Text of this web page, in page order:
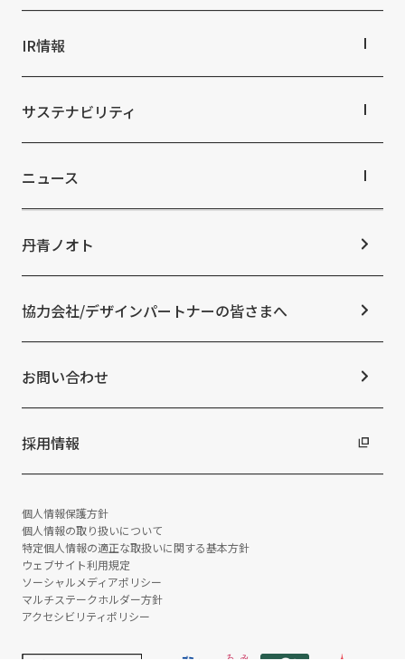
パブリック空間
ビジネス空間
文化空間
会社概要
拠点・グループ会社
オフィス紹介
IR情報
株主・投資家の皆さまへ
中期経営計画
IRライブラリ
コーポレートガバナンス
IRニュース
よくあるご質問
サステナビリティ
トップコミットメント
マテリアリティ
ESGの取り組み：E（環境）
ESGの取り組み：S（社会）
ESGの取り組み：G（ガバナンス）
統合報告書
サステナビリティデータ
ニュース
お知らせ
ニュースリリース
丹青ノオト
協力会社/デザインパートナーの皆さまへ
お問い合わせ
採用情報
個人情報保護方針
個人情報の取り扱いについて
特定個人情報の適正な取扱いに関する基本方針
ウェブサイト利用規定
ソーシャルメディアポリシー
マルチステークホルダー方針
アクセシビリティポリシー